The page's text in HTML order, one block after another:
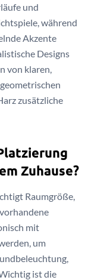
und
während
Akzente
Designs
von klaren,
zusätzliche
Zuhause?
Raumgröße,
mit
um
ist die